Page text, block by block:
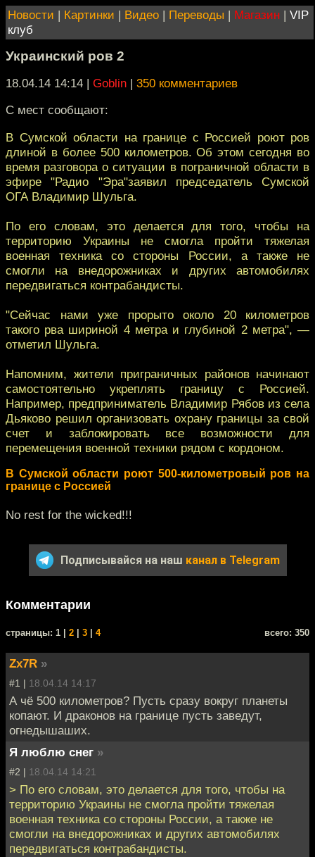
Новости | Картинки | Видео | Переводы | Магазин | VIP
клуб
Украинский ров 2
18.04.14 14:14 | Goblin | 350 комментариев
С мест сообщают:
В Сумской области на границе с Россией роют ров
длиной в более 500 километров. Об этом сегодня во
время разговора о ситуации в пограничной области в
эфире "Радио "Эра"заявил председатель Сумской
ОГА Владимир Шульга.
По его словам, это делается для того, чтобы на
территорию Украины не смогла пройти тяжелая
военная техника со стороны России, а также не
смогли на внедорожниках и других автомобилях
передвигаться контрабандисты.
"Сейчас нами уже прорыто около 20 километров
такого рва шириной 4 метра и глубиной 2 метра", —
отметил Шульга.
Напомним, жители приграничных районов начинают
самостоятельно укреплять границу с Россией.
Например, предприниматель Владимир Рябов из села
Дьяково решил организовать охрану границы за свой
счет и заблокировать все возможности для
перемещения военной техники рядом с кордоном.
В Сумской области роют 500-километровый ров на
границе с Россией
No rest for the wicked!!!
Подписывайся на наш канал в Telegram
Комментарии
cтраницы: 1 | 2 3 4 всего: 350
Zx7R »
#1 | 18.04.14 14:17
А чё 500 километров? Пусть сразу вокруг планеты
копают. И драконов на границе пусть заведут,
огнедышаших.
Я люблю снег »
#2 | 18.04.14 14:21
> По его словам, это делается для того, чтобы на
территорию Украины не смогла пройти тяжелая
военная техника со стороны России, а также не
смогли на внедорожниках и других автомобилях
передвигаться контрабандисты.